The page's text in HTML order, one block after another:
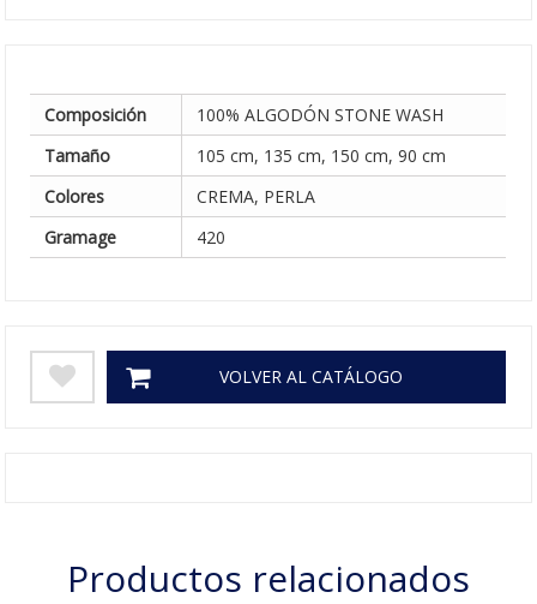
Composición
100% ALGODÓN STONE WASH
Tamaño
105 cm, 135 cm, 150 cm, 90 cm
Colores
CREMA, PERLA
Gramage
420
VOLVER AL CATÁLOGO
Productos relacionados